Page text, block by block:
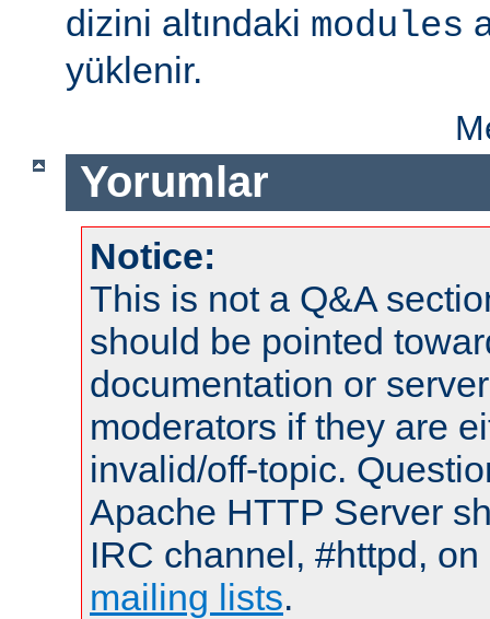
dizini altındaki modules
yüklenir.
Yorumlar
Notice:
This is not a Q&A
should be pointed
documentation or
moderators if they are
invalid/off-topic.
Apache HTTP Server
IRC channel, #httpd,
mailing lists.